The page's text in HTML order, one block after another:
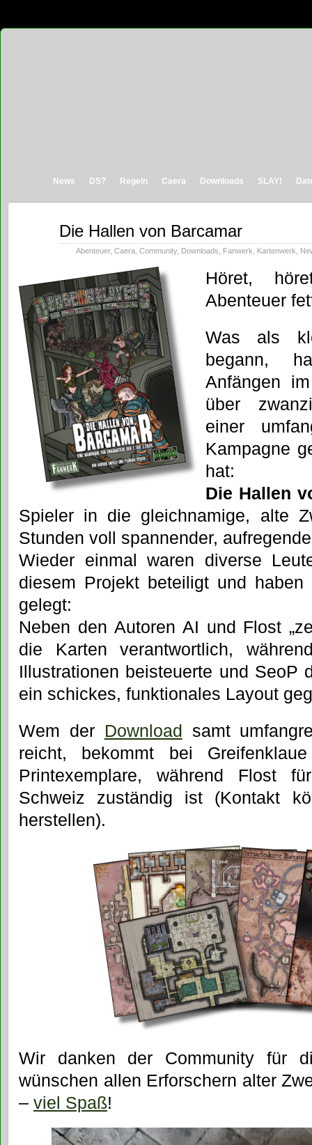
News DS? Regeln Caera Downloads SLAY!
Die Hallen von Barcamar
Abenteuer, Caera Community, Downloads Fanwerk Kartenwerk
Höret,
Abenteuer
Was als
begann,
Anfängen
über
einer
Kampagne
hat:
Die Hallen
Spieler in die gleichnamige, alte
Stunden voll spannender,
Wieder einmal waren diverse
diesem Projekt beteiligt und
gelegt:
Neben den Autoren AI und Flost
die Karten verantwortlich,
Illustrationen beisteuerte und SeoP
ein schickes, funktionales Layout
Wem der Download samt
reicht, bekommt bei
Printexemplare, während Flost
Schweiz zuständig ist (Kontakt
herstellen).
Wir danken der Community für
wünschen allen Erforschern alter
– viel Spaß!